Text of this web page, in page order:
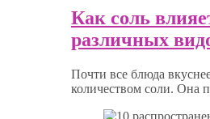
Как соль
различных
Почти все блюда
количеством соли. Она